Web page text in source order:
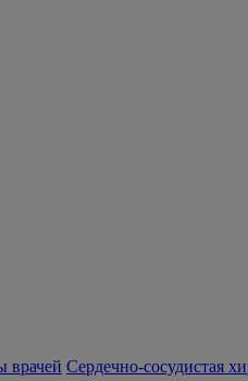
врачей Сердечно-сосудистая